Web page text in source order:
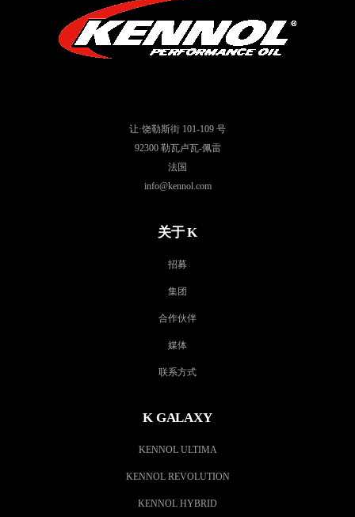
让·饶勒斯街 101-109 号
92300 勒瓦卢瓦-佩雷
法国
info@kennol.com
关于 K
招募
集团
合作伙伴
媒体
联系方式
K GALAXY
KENNOL ULTIMA
KENNOL REVOLUTION
KENNOL HYBRID